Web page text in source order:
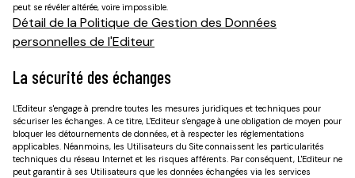
peut se révéler altérée, voire impossible.
Détail de la Politique de Gestion des Données
personnelles de l'Editeur
La sécurité des échanges
L'Editeur s'engage à prendre toutes les mesures juridiques et techniques pour
sécuriser les échanges. A ce titre, L'Editeur s'engage à une obligation de moyen pour
bloquer les détournements de données, et à respecter les réglementations
applicables. Néanmoins, les Utilisateurs du Site connaissent les particularités
techniques du réseau Internet et les risques afférents. Par conséquent, L'Editeur ne
peut garantir à ses Utilisateurs que les données échangées via les services